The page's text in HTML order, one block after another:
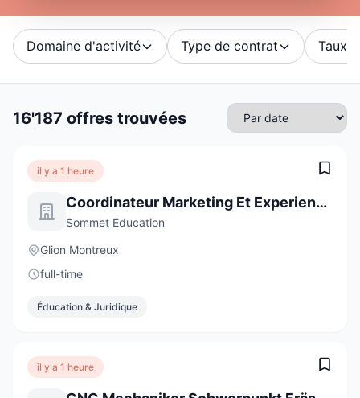
Domaine d'activité Type de contrat Taux
16'187 offres trouvées
il y a 1 heure
Coordinateur Marketing Et Experience Client
Sommet Education
Glion Montreux
full-time
Éducation & Juridique
il y a 1 heure